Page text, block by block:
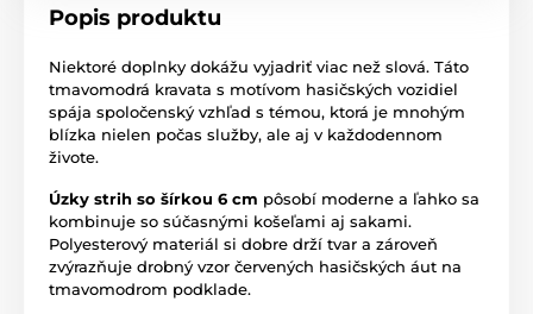
Popis produktu
Niektoré doplnky dokážu vyjadriť viac než slová. Táto
tmavomodrá kravata s motívom hasičských vozidiel
spája spoločenský vzhľad s témou, ktorá je mnohým
blízka nielen počas služby, ale aj v každodennom
živote.
Úzky strih so šírkou 6 cm pôsobí moderne a ľahko sa
kombinuje so súčasnými košeľami aj sakami.
Polyesterový materiál si dobre drží tvar a zároveň
zvýrazňuje drobný vzor červených hasičských áut na
tmavomodrom podklade.